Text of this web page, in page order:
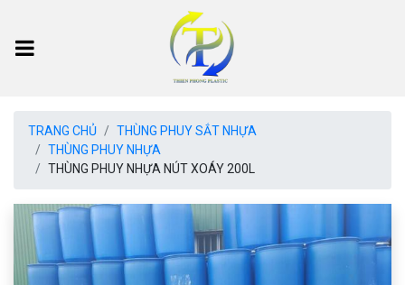
TRANG CHỦ
THÙNG PHUY SẮT NHỰA
THÙNG PHUY NHỰA
THÙNG PHUY NHỰA NÚT XOÁY 200L